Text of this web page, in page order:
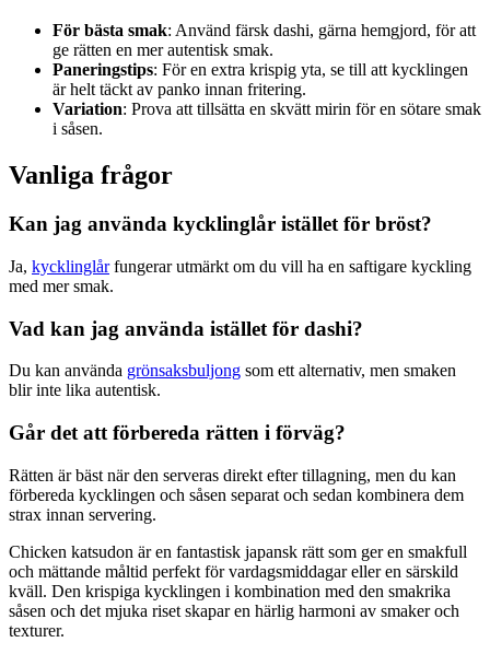
För bästa smak: Använd färsk dashi, gärna hemgjord, för att
ge rätten en mer autentisk smak.
Paneringstips: För en extra krispig yta, se till att kycklingen
är helt täckt av panko innan fritering.
Variation: Prova att tillsätta en skvätt mirin för en sötare smak
i såsen.
Vanliga frågor
Kan jag använda kycklinglår istället för bröst?
Ja, kycklinglårfungerar utmärkt om du vill ha en saftigare kyckling
med mer smak.
Vad kan jag använda istället för dashi?
Du kan använda grönsaksbuljong som ett alternativ, men smaken
blir inte lika autentisk.
Går det att förbereda rätten i förväg?
Rätten är bäst när den serveras direkt efter tillagning, men du kan
förbereda kycklingen och såsen separat och sedan kombinera dem
strax innan servering.
Chicken katsudon är en fantastisk japansk rätt som ger en smakfull
och mättande måltid perfekt för vardagsmiddagar eller en särskild
kväll. Den krispiga kycklingen i kombination med den smakrika
såsen och det mjuka riset skapar en härlig harmoni av smaker och
texturer.